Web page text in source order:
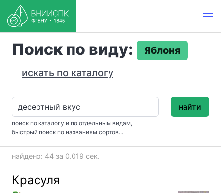
Поиск по виду:
Яблоня
искать по каталогу
поиск по каталогу и по отдельным видам,
быстрый поиск по названиям сортов...
найти
найдено: 44 за 0.019 сек.
Красуля